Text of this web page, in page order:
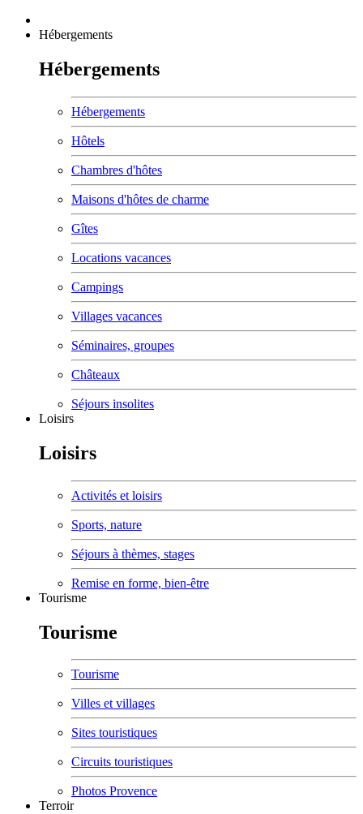
Hébergements
Hébergements
Hébergements
Hôtels
Chambres d'hôtes
Maisons d'hôtes de charme
Gîtes
Locations vacances
Campings
Villages vacances
Séminaires, groupes
Châteaux
Séjours insolites
Loisirs
Loisirs
Activités et loisirs
Sports, nature
Séjours à thèmes, stages
Remise en forme, bien-être
Tourisme
Tourisme
Tourisme
Villes et villages
Sites touristiques
Circuits touristiques
Photos Provence
Terroir